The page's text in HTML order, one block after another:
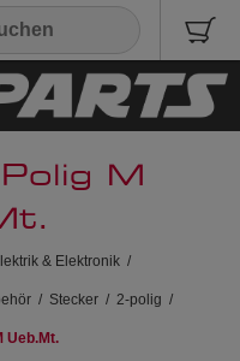
M
& Elektronik /
/ Stecker / 2-polig /
Ueb.Mt.